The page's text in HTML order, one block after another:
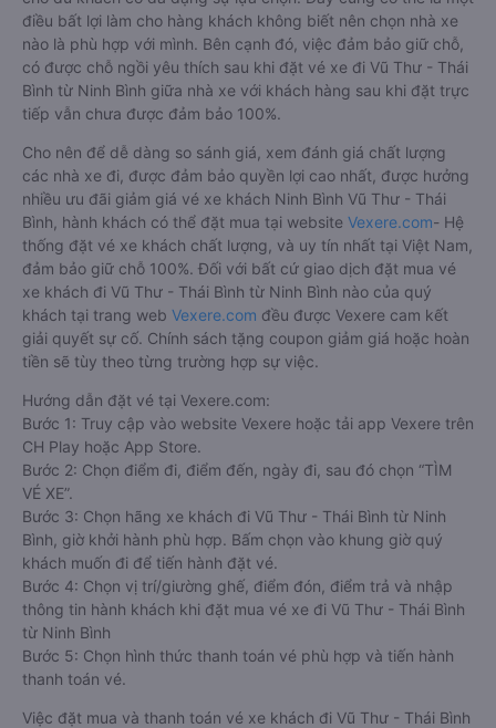
điều bất lợi làm cho hàng khách không biết nên chọn nhà xe
nào là phù hợp với mình. Bên cạnh đó, việc đảm bảo giữ chỗ,
có được chỗ ngồi yêu thích sau khi đặt vé xe đi Vũ Thư - Thái
Bình từ Ninh Bình giữa nhà xe với khách hàng sau khi đặt trực
tiếp vẫn chưa được đảm bảo 100%.
Cho nên để dễ dàng so sánh giá, xem đánh giá chất lượng
các nhà xe đi, được đảm bảo quyền lợi cao nhất, được hưởng
nhiều ưu đãi giảm giá vé xe khách Ninh Bình Vũ Thư - Thái
Bình, hành khách có thể đặt mua tại website Vexere.com- Hệ
thống đặt vé xe khách chất lượng, và uy tín nhất tại Việt Nam,
đảm bảo giữ chỗ 100%. Đối với bất cứ giao dịch đặt mua vé
xe khách đi Vũ Thư - Thái Bình từ Ninh Bình nào của quý
khách tại trang web Vexere.com đều được Vexere cam kết
giải quyết sự cố. Chính sách tặng coupon giảm giá hoặc hoàn
tiền sẽ tùy theo từng trường hợp sự việc.
Hướng dẫn đặt vé tại Vexere.com:
Bước 1: Truy cập vào website Vexere hoặc tải app Vexere trên
CH Play hoặc App Store.
Bước 2: Chọn điểm đi, điểm đến, ngày đi, sau đó chọn “TÌM
VÉ XE”.
Bước 3: Chọn hãng xe khách đi Vũ Thư - Thái Bình từ Ninh
Bình, giờ khởi hành phù hợp. Bấm chọn vào khung giờ quý
khách muốn đi để tiến hành đặt vé.
Bước 4: Chọn vị trí/giường ghế, điểm đón, điểm trả và nhập
thông tin hành khách khi đặt mua vé xe đi Vũ Thư - Thái Bình
từ Ninh Bình
Bước 5: Chọn hình thức thanh toán vé phù hợp và tiến hành
thanh toán vé.
Việc đặt mua và thanh toán vé xe khách đi Vũ Thư - Thái Bình